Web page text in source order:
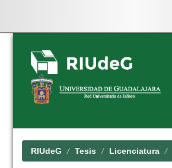
Skip
navigation
RIUdeG Tesis Licenciatura